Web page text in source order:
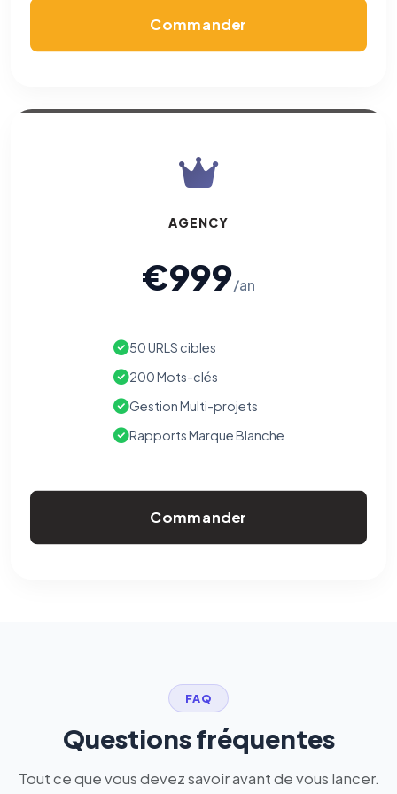
Commander
AGENCY
€999/an
50 URLS cibles
200 Mots-clés
Gestion Multi-projets
Rapports Marque Blanche
Commander
FAQ
Questions fréquentes
Tout ce que vous devez savoir avant de vous lancer.